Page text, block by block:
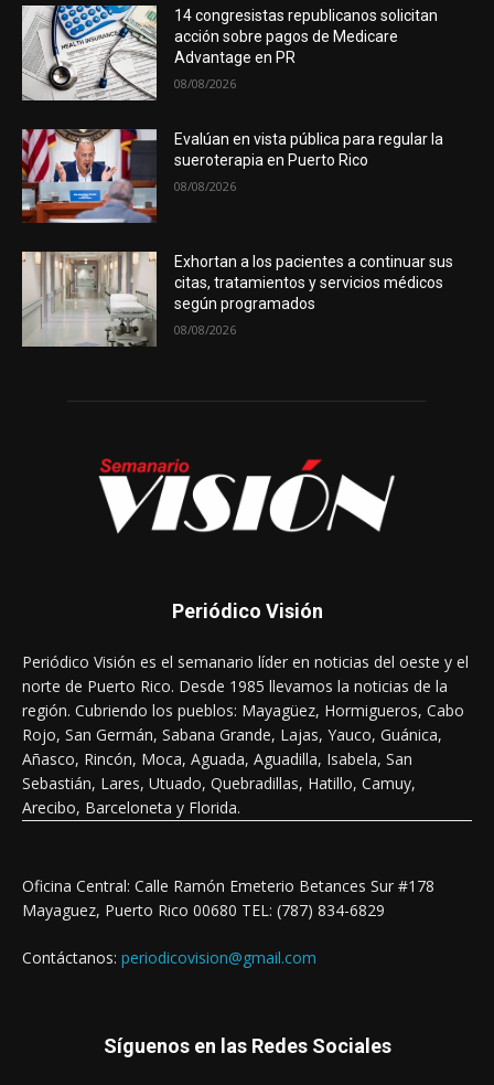
14 congresistas republicanos solicitan
acción sobre pagos de Medicare
Advantage en PR
08/08/2026
Evalúan en vista pública para regular la
sueroterapia en Puerto Rico
08/08/2026
Exhortan a los pacientes a continuar sus
citas, tratamientos y servicios médicos
según programados
08/08/2026
Periódico Visión
Periódico Visión es el semanario líder en noticias del oeste y el
norte de Puerto Rico. Desde 1985 llevamos la noticias de la
región. Cubriendo los pueblos: Mayagüez, Hormigueros, Cabo
Rojo, San Germán, Sabana Grande, Lajas, Yauco, Guánica,
Añasco, Rincón, Moca, Aguada, Aguadilla, Isabela, San
Sebastián, Lares, Utuado, Quebradillas, Hatillo, Camuy,
Arecibo, Barceloneta y Florida.
Oficina Central: Calle Ramón Emeterio Betances Sur #178
Mayaguez, Puerto Rico 00680 TEL: (787) 834-6829
Contáctanos: periodicovision@gmail.com
Síguenos en las Redes Sociales